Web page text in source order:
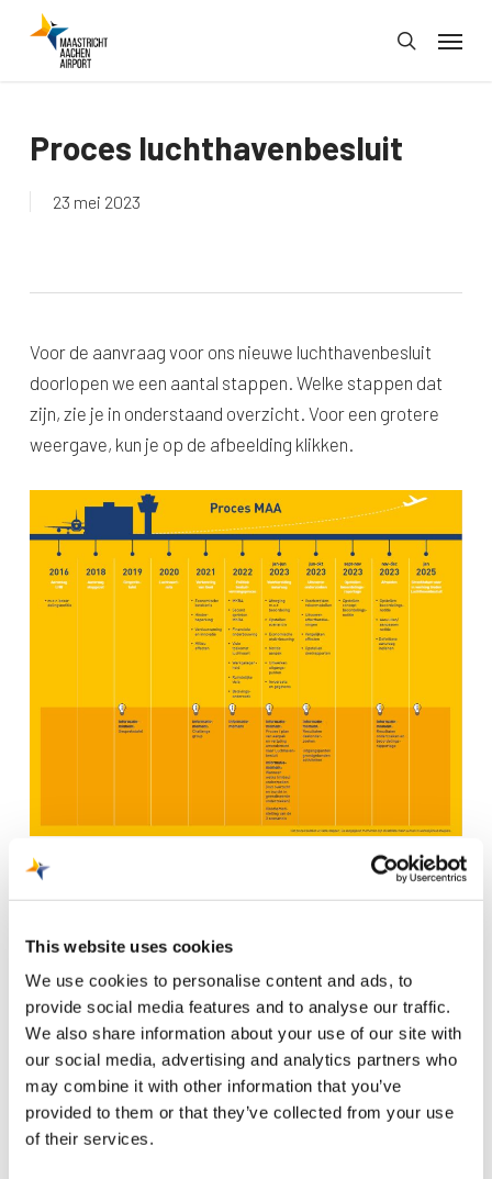
This website uses cookies
We use cookies to personalise content and ads, to
provide social media features and to analyse our traffic.
We also share information about your use of our site with
our social media, advertising and analytics partners who
may combine it with other information that you’ve
provided to them or that they’ve collected from your use
of their services.
search
Menu
Proces luchthavenbesluit
23 mei 2023
Voor de aanvraag voor ons nieuwe luchthavenbesluit
doorlopen we een aantal stappen. Welke stappen dat
zijn, zie je in onderstaand overzicht. Voor een grotere
weergave, kun je op de afbeelding klikken.
Recente berichten
Trainingsvlucht 4 augustus
Nieuwe AI-primeur voor Maastricht Aachen Airport: